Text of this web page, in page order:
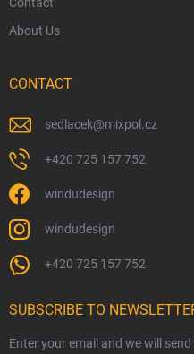
Contact
About Us
CONTACT
sedlacek@mixpol.cz
+420 725 157 752
windudesign
windudesign
+420 725 157 752
SUBSCRIBE TO
Enter your email and we will